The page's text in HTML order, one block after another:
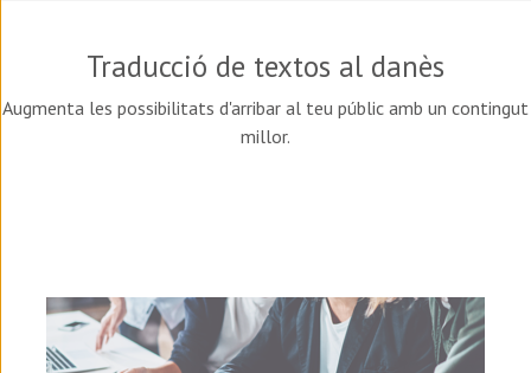
Traducció de textos al danès
Augmenta les possibilitats d'arribar al teu públic amb un contingut
millor.